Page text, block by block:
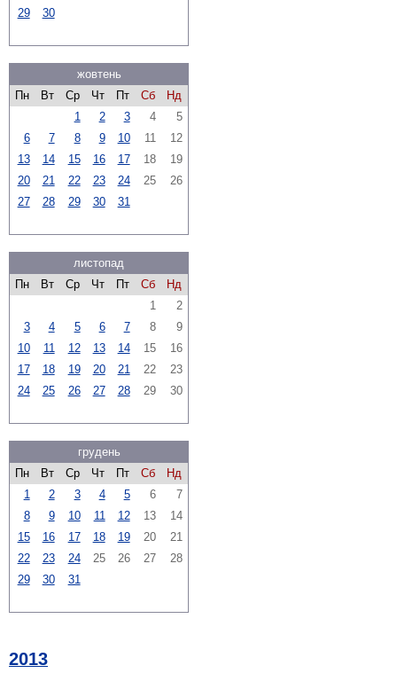
29 30
жовтень
Пн
Вт Ср Чт Пт Сб
Нд
1
2 3 4
5
6
7 8 9 10 11
12
13
14 15 16 17 18
19
20
21 22 23 24 25
26
27
28 29 30 31
листопад
Пн
Вт Ср Чт Пт Сб
Нд
1
2
3
4 5 6 7 8
9
10
11 12 13 14 15
16
17
18 19 20 21 22
23
24
25 26 27 28 29 30
грудень
Пн
Вт Ср Чт Пт Сб
Нд
1
2 3 4 5 6
7
8
9 10 11 12 13
14
15
16 17 18 19 20
21
22
23 24 25 26 27
28
29
30 31
2013